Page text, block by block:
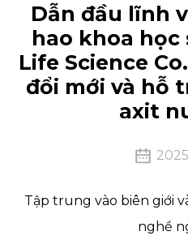
Dẫn đầu lĩnh
hao khoa học
Life Science
đổi mới và hỗ
axit
Tập trung vào biên giới
nghề